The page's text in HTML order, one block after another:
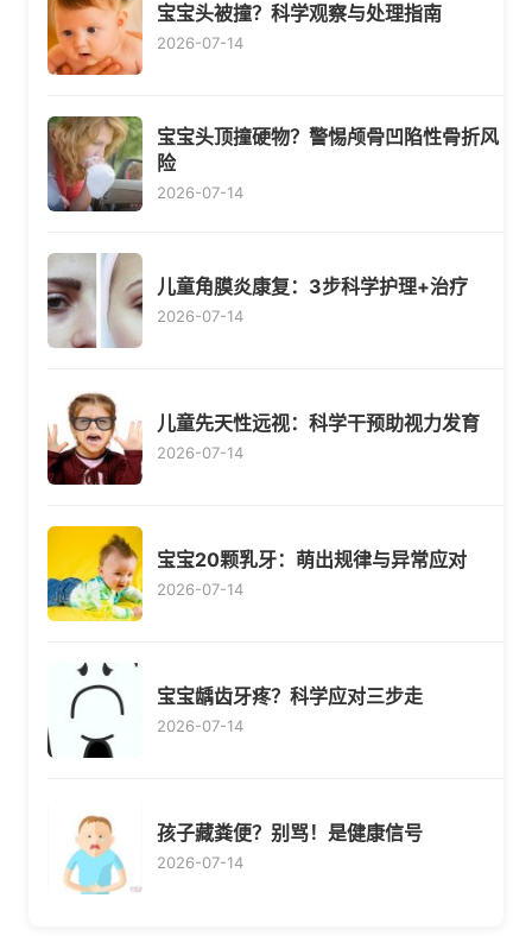
宝宝头被撞？科学观察与处理指南
2026-07-14
宝宝头顶撞硬物？警惕颅骨凹陷性骨折风
险
2026-07-14
儿童角膜炎康复：3步科学护理+治疗
2026-07-14
儿童先天性远视：科学干预助视力发育
2026-07-14
宝宝20颗乳牙：萌出规律与异常应对
2026-07-14
宝宝龋齿牙疼？科学应对三步走
2026-07-14
孩子藏粪便？别骂！是健康信号
2026-07-14